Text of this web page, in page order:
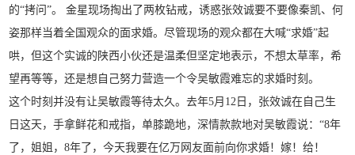
的“拷问”。 金星现场掏出了两枚钻戒，诱惑张效诚要不要像秦凯、何
姿那样当着全国观众的面求婚。尽管现场的观众都在大喊“求婚”起
哄，但这个实诚的陕西小伙还是温柔但坚定地表示，不想太草率，希
望再等等，还是想自己努力营造一个令吴敏霞难忘的求婚时刻。
这个时刻并没有让吴敏霞等待太久。去年5月12日，张效诚在自己生
日这天，手拿鲜花和戒指，单膝跪地，深情款款地对吴敏霞说：“8年
了，姐姐，8年了，今天我要在亿万网友面前向你求婚！嫁！给！